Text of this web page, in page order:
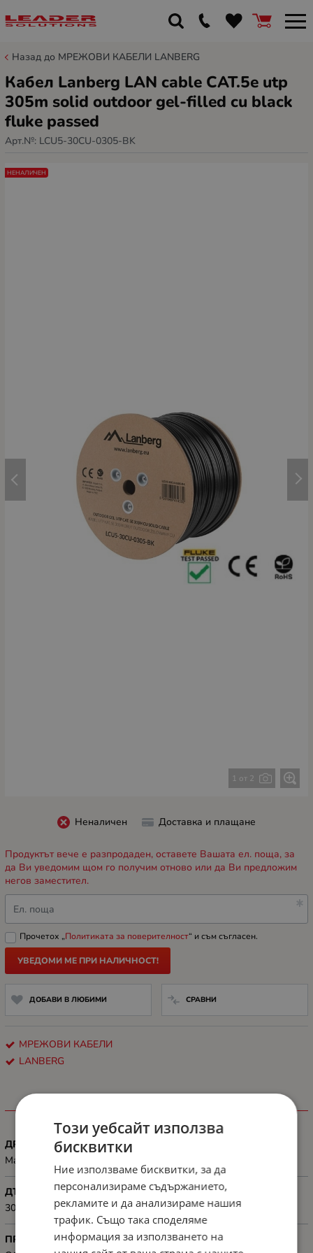
Назад до МРЕЖОВИ КАБЕЛИ LANBERG
Кабел Lanberg LAN cable CAT.5e utp
305m solid outdoor gel-filled cu black
fluke passed
Арт.№: LCU5-30CU-0305-BK
1 от 2
НЕНАЛИЧЕН
Неналичен Доставка и плащане
Продуктът вече е разпродаден, оставете Вашата ел. поща, за
да Ви уведомим щом го получим отново или да Ви предложим
негов заместител.
Ел. поща
Прочетох „Политиката за поверителност“ и съм съгласен.
УВЕДОМИ МЕ ПРИ НАЛИЧНОСТ!
ДОБАВИ В ЛЮБИМИ СРАВНИ
МРЕЖОВИ КАБЕЛИ
LANBERG
ДРУГИ
Maximum operating frequency 100 MHz
ДЪЛЖИНА, М
305 m
ПРЕДНАЗНАЧЕН ЗА
Този уебсайт използва
бисквитки
Ние използваме бисквитки, за да
персонализираме съдържанието,
рекламите и да анализираме нашия
трафик. Също така споделяме
информация за използването на